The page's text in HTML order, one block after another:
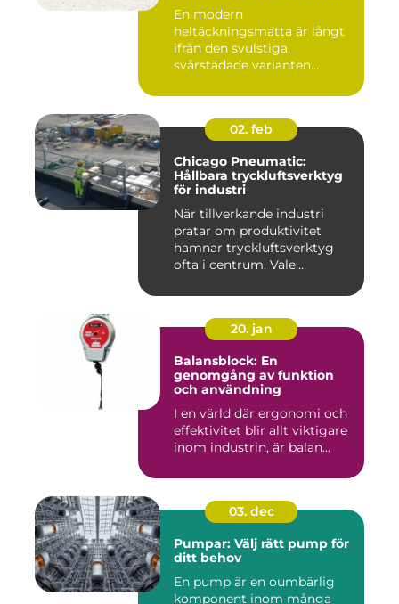
En modern
heltäckningsmatta är långt
ifrån den svulstiga,
svårstädade varianten
02. feb
Chicago Pneumatic:
Hållbara tryckluftsverktyg
för industri
När tillverkande industri
pratar om produktivitet
hamnar tryckluftsverktyg
ofta i centrum. Vale...
20. jan
Balansblock: En
genomgång av funktion
och användning
I en värld där ergonomi och
effektivitet blir allt viktigare
inom industrin, är balan...
03. dec
Pumpar: Välj rätt pump för
ditt behov
En pump är en oumbärlig
komponent inom många